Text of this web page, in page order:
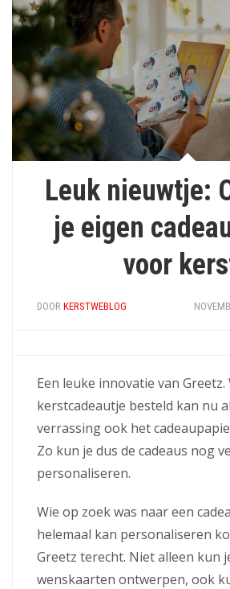
Leuk nieuwtje:
je eigen
voor
DOOR KERSTWEBLOG
Een leuke innovatie van Greetz.
kerstcadeautje besteld kan nu
verrassing ook het
Zo kun je dus de cadeaus nog
personaliseren.
Wie op zoek was naar een
helemaal kan personaliseren
Greetz terecht. Niet alleen kun
wenskaarten ontwerpen, ook